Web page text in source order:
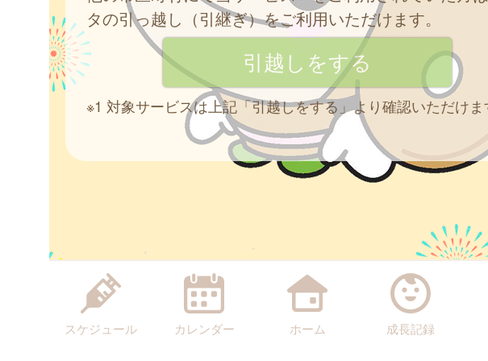
タの引っ越し（引継ぎ）をご利用いただけます。
※1 対象サービスは上記「引越しをする」より確認いただけま
スケジュール カレンダー ホーム 成長記録